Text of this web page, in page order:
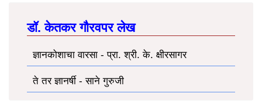
डॉ. केतकर गौरवपर लेख
ज्ञानकोशाचा वारसा - प्रा. श्री. के. क्षीरसागर
ते तर ज्ञानर्षी - साने गुरुजी